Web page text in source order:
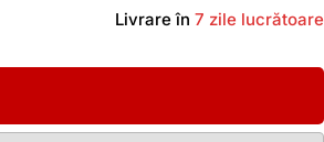
Livrare în 7 zile lucrătoare